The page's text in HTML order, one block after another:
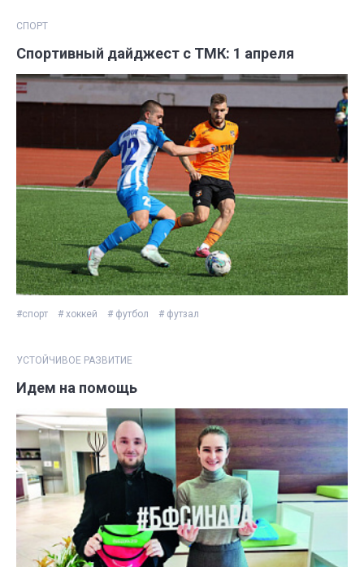
СПОРТ
Спортивный дайджест с ТМК: 1 апреля
#спорт # хоккей # футбол # футзал
УСТОЙЧИВОЕ РАЗВИТИЕ
Идем на помощь